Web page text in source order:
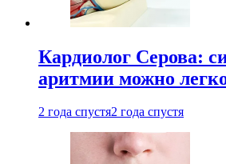
Кардиолог Серова:
аритмии можно
2 года спустя2 года спустя